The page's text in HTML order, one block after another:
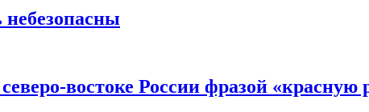
востоке России фразой